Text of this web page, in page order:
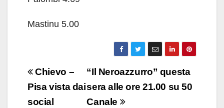
Mastinu 5.00
Navigazione
articoli
“Il Neroazzurro” questa
sera alle ore 21.00 su 50
Canale
Chievo –
Pisa vista dai
social